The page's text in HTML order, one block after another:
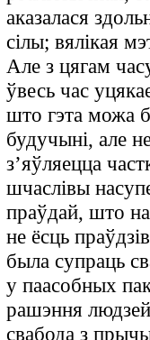
аказалася
сілы; вялікая
Але з цягам
ўвесь час
што гэта можа
будучыні, але
з’яўляецца
шчаслівы
праўдай, што
не ёсць
была супраць
у паасобных
рашэння
свабода з